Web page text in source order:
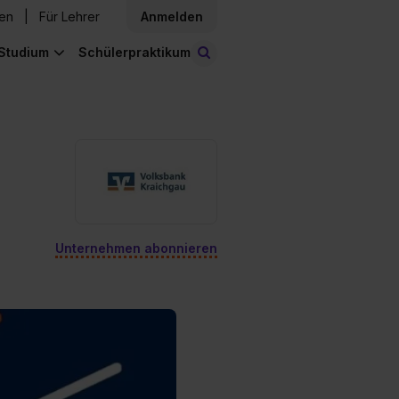
Für Lehrer Anmelden
Schülerpraktikum
Unternehmen abonnieren